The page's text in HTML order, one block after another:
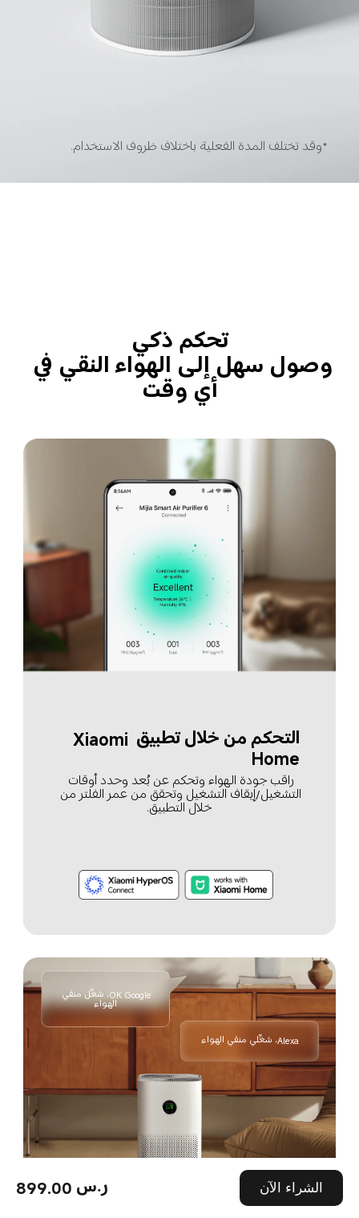
899.00 ر.س الشراء الآن
*وقد تختلف المدة الفعلية باختلاف ظروف الاستخدام.
تحكم ذكي
وصول سهل إلى الهواء النقي في
أي وقت
التحكم من خلال تطبيق Xiaomi
Home
راقب جودة الهواء وتحكم عن بُعد وحدد أوقات
التشغيل/إيقاف التشغيل وتحقق من عمر الفلتر من
خلال التطبيق.
OK Google، شغِّل منقي
الهواء
Alexa، شغِّلي منقي الهواء